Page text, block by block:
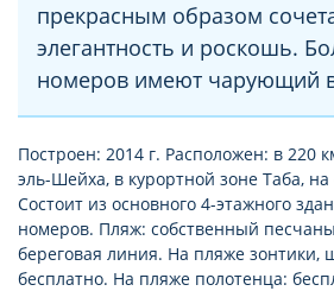
прекрасным образом
элегантность и роскошь.
номеров имеют чарующий
Построен: 2014 г. Расположен: в 220
эль-Шейха, в курортной зоне Таба,
Состоит из основного 4-этажного
номеров. Пляж: собственный
береговая линия. На пляже зонтики,
бесплатно. На пляже полотенца: